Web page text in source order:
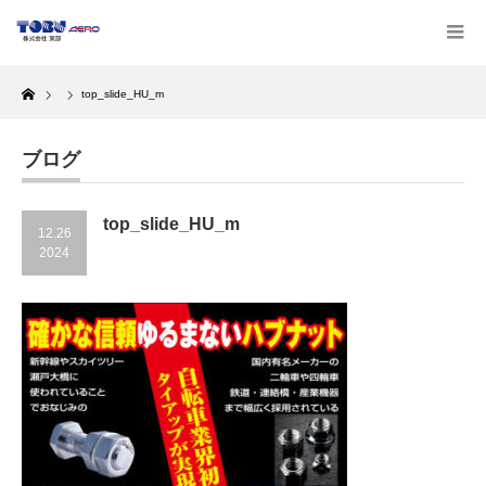
Home
top_slide_HU_m
ブログ
12.26
2024
top_slide_HU_m